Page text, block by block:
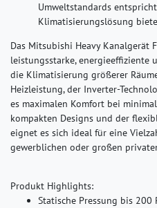
Umweltstandards
Klimatisierungslösung
Das Mitsubishi Heavy Kanalgerät
leistungsstarke, energieeffiziente
die Klimatisierung größerer
Heizleistung, der Inverter-
es maximalen Komfort bei
kompakten Designs und der
eignet es sich ideal für eine
gewerblichen oder großen
Produkt Highlights:
Statische Pressung bis 200